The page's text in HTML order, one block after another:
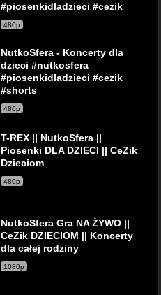
#piosenkidladzieci #cezik
480p
NutkoSfera - Koncerty dla
dzieci #nutkosfera
#piosenkidladzieci #cezik
#shorts
480p
T-REX || NutkoSfera ||
Piosenki DLA DZIECI || CeZik
Dzieciom
480p
NutkoSfera Gra NA ŻYWO ||
CeZik DZIECIOM || Koncerty
dla całej rodziny
1080p